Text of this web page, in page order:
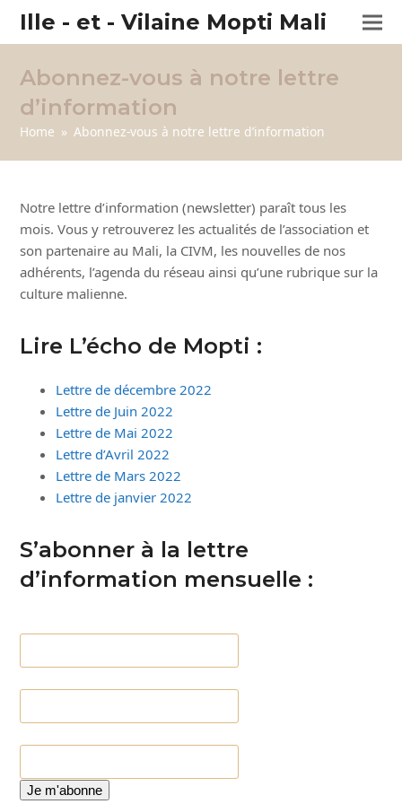
Ille - et - Vilaine Mopti Mali
Abonnez-vous à notre lettre
d’information
Home » Abonnez-vous à notre lettre d’information
Notre lettre d’information (newsletter) paraît tous les
mois. Vous y retrouverez les actualités de l’association et
son partenaire au Mali, la CIVM, les nouvelles de nos
adhérents, l’agenda du réseau ainsi qu’une rubrique sur la
culture malienne.
Lire L’écho de Mopti :
Lettre de décembre 2022
Lettre de Juin 2022
Lettre de Mai 2022
Lettre d’Avril 2022
Lettre de Mars 2022
Lettre de janvier 2022
S’abonner à la lettre
d’information mensuelle :